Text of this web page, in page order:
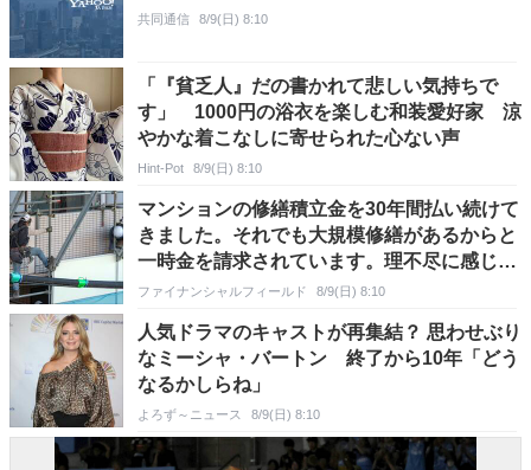
共同通信 8/9(日) 8:10
「『貧乏人』だの書かれて悲しい気持ちで
す」 1000円の浴衣を楽しむ和装愛好家 涼
やかな着こなしに寄せられた心ない声
Hint-Pot 8/9(日) 8:10
マンションの修繕積立金を30年間払い続けて
きました。それでも大規模修繕があるからと
一時金を請求されています。理不尽に感じる
のですが、受け入れるしかないのでしょう
ファイナンシャルフィールド 8/9(日) 8:10
人気ドラマのキャストが再集結？ 思わせぶり
なミーシャ・バートン 終了から10年「どう
なるかしらね」
よろず～ニュース 8/9(日) 8:10